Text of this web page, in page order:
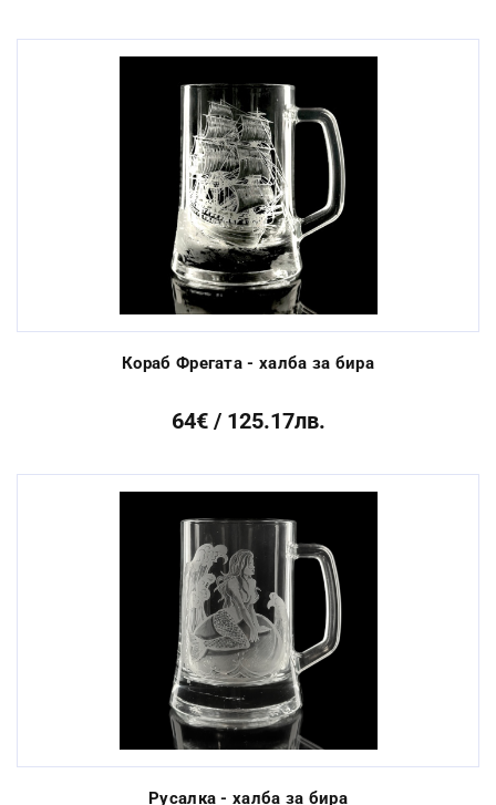
Кораб Фрегата - халба за бира
64€ / 125.17лв.
Русалка - халба за бира